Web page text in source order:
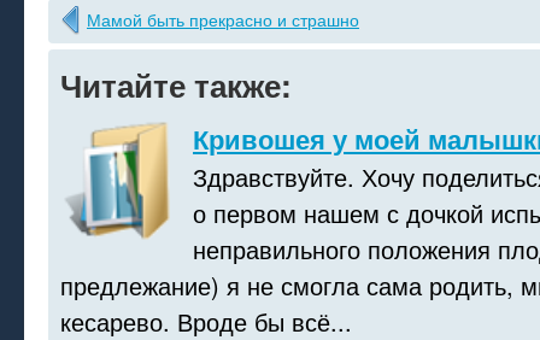
Мамой быть прекрасно и страшно
Читайте также:
Кривошея у моей
Здравствуйте. Хочу
о первом нашем с дочкой
неправильного положения
предлежание) я не смогла сама родить,
кесарево. Вроде бы всё...